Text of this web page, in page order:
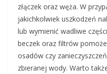
złączek oraz węża. W
jakichkolwiek uszkodzeń
lub wymienić wadliwe
beczek oraz filtrów
osadów czy
zbieranej wody. Warto